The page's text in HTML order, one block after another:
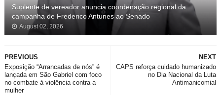
Suplente de vereador anuncia coordenação regional da
campanha de Frederico Antunes ao Senado
August 02, 2026
NEXT
CAPS reforça cuidado humanizado
no Dia Nacional da Luta
Antimanicomial
PREVIOUS
Exposição “Arrancadas de nós” é
lançada em São Gabriel com foco
no combate à violência contra a
mulher